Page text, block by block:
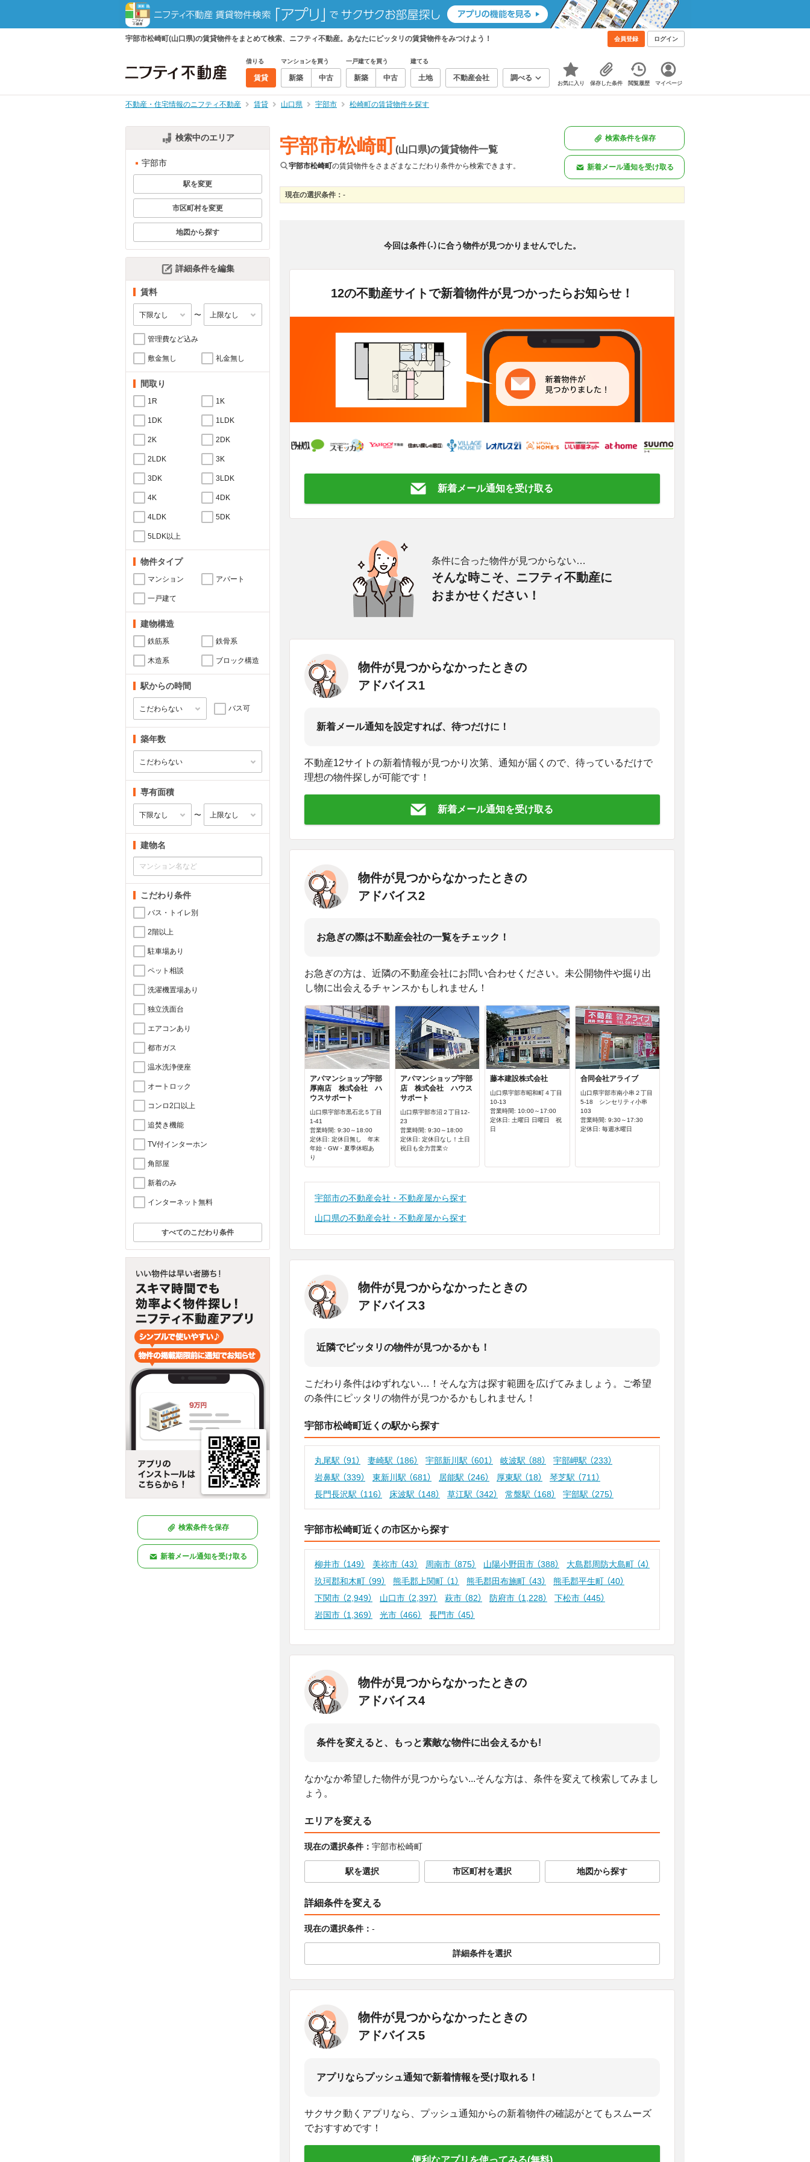
宇部市松崎町(山口県)の賃貸物件をまとめて検索、ニフティ不動産。あなたにピッタリの賃貸物件をみつけよう！ 会員登録 ログイン
借りる
賃貸
マンションを買う
新築 中古
一戸建てを買う
新築 中古
建てる
土地 不動産会社 調べる
お気に入り 保存した条件 閲覧履歴 マイページ
不動産・住宅情報のニフティ不動産 賃貸 山口県 宇部市 松崎町の賃貸物件を探す
検索中のエリア
宇部市
駅を変更
市区町村を変更
地図から探す
詳細条件を編集
賃料
〜
管理費など込み
敷金無し 礼金無し
間取り
1R 1K
1DK 1LDK
2K 2DK
2LDK 3K
3DK 3LDK
4K 4DK
4LDK 5DK
5LDK以上
物件タイプ
マンション アパート
一戸建て
建物構造
鉄筋系 鉄骨系
木造系 ブロック構造
駅からの時間
バス可
築年数
専有面積
〜
建物名
こだわり条件
バス・トイレ別
2階以上
駐車場あり
ペット相談
洗濯機置場あり
独立洗面台
エアコンあり
都市ガス
温水洗浄便座
オートロック
コンロ2口以上
追焚き機能
TV付インターホン
角部屋
新着のみ
インターネット無料
すべてのこだわり条件
検索条件を保存
新着メール通知を受け取る
宇部市松崎町(山口県)の賃貸物件一覧
宇部市松崎町の賃貸物件をさまざまなこだわり条件から検索できます。
検索条件を保存
新着メール通知を受け取る
現在の選択条件： -
<
今回は条件（-）に合う物件が見つかりませんでした。
12の不動産サイトで新着物件が見つかったらお知らせ！
新着メール通知を受け取る
条件に合った物件が見つからない…
そんな時こそ、ニフティ不動産に
おまかせください！
物件が見つからなかったときの
アドバイス1
新着メール通知を設定すれば、待つだけに！
不動産12サイトの新着情報が見つかり次第、通知が届くので、待っているだけで
理想の物件探しが可能です！
新着メール通知を受け取る
物件が見つからなかったときの
アドバイス2
お急ぎの際は不動産会社の一覧をチェック！
お急ぎの方は、近隣の不動産会社にお問い合わせください。未公開物件や掘り出
し物に出会えるチャンスかもしれません！
アパマンショップ宇部
厚南店 株式会社 ハ
ウスサポート
山口県宇部市黒石北５丁目
1-41
営業時間: 9:30～18:00
定休日: 定休日無し 年末
年始・GW・夏季休暇あ
り
アパマンショップ宇部
店 株式会社 ハウス
サポート
山口県宇部市沼２丁目12-
23
営業時間: 9:30～18:00
定休日: 定休日なし！土日
祝日も全力営業☆
藤本建設株式会社
山口県宇部市昭和町４丁目
10-13
営業時間: 10:00～17:00
定休日: 土曜日 日曜日 祝
日
合同会社アライブ
山口県宇部市南小串２丁目
5-18 シンセリティ小串
103
営業時間: 9:30～17:30
定休日: 毎週水曜日
宇部市の不動産会社・不動産屋から探す
山口県の不動産会社・不動産屋から探す
物件が見つからなかったときの
アドバイス3
近隣でピッタリの物件が見つかるかも！
こだわり条件はゆずれない…！そんな方は探す範囲を広げてみましょう。ご希望
の条件にピッタリの物件が見つかるかもしれません！
宇部市松崎町近くの駅から探す
丸尾駅 （91） 妻崎駅 （186） 宇部新川駅 （601） 岐波駅 （88） 宇部岬駅 （233）
岩鼻駅 （339） 東新川駅 （681） 居能駅 （246） 厚東駅 （18） 琴芝駅 （711）
長門長沢駅 （116） 床波駅 （148） 草江駅 （342） 常盤駅 （168） 宇部駅 （275）
宇部市松崎町近くの市区から探す
柳井市 （149） 美祢市 （43） 周南市 （875） 山陽小野田市 （388） 大島郡周防大島町 （4）
玖珂郡和木町 （99） 熊毛郡上関町 （1） 熊毛郡田布施町 （43） 熊毛郡平生町 （40）
下関市 （2,949） 山口市 （2,397） 萩市 （82） 防府市 （1,228） 下松市 （445）
岩国市 （1,369） 光市 （466） 長門市 （45）
物件が見つからなかったときの
アドバイス4
条件を変えると、もっと素敵な物件に出会えるかも!
なかなか希望した物件が見つからない...そんな方は、条件を変えて検索してみまし
ょう。
エリアを変える
現在の選択条件： 宇部市松崎町
駅を選択 市区町村を選択 地図から探す
詳細条件を変える
現在の選択条件： -
詳細条件を選択
物件が見つからなかったときの
アドバイス5
アプリならプッシュ通知で新着情報を受け取れる！
サクサク動くアプリなら、プッシュ通知からの新着物件の確認がとてもスムーズ
でおすすめです！
便利なアプリを使ってみる(無料)